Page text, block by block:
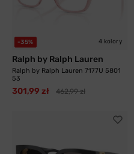
-35% 4 kolory
Ralph by Ralph Lauren
Ralph by Ralph Lauren 7177U 5801
53
301,99 zł 462,99 zł